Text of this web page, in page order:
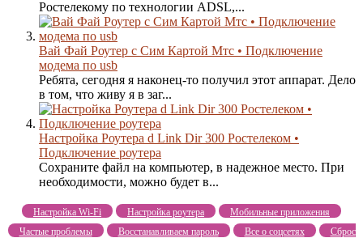
Ростелекому по технологии ADSL,...
Вай Фай Роутер с Сим Картой Мтс • Подключение
модема по usb
Ребята, сегодня я наконец-то получил этот аппарат. Дело
в том, что живу я в заг...
Настройка Роутера d Link Dir 300 Ростелеком •
Подключение роутера
Сохраните файл на компьютер, в надежное место. При
необходимости, можно будет в...
Настройка Wi-Fi Настройка роутера
Мобильные приложения
Частые проблемы
Восстанавливаем пароль Все о соцсетях
Сброс